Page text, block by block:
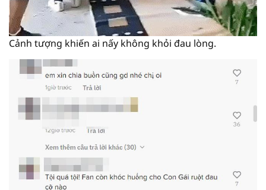
Cảnh tượng khiến ai nấy không khỏi đau lòng.